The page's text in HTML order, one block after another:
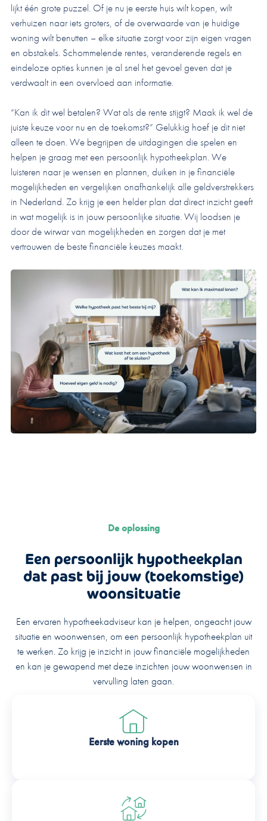
lijkt één grote puzzel. Of je nu je eerste huis wilt kopen, wilt
verhuizen naar iets groters, of de overwaarde van je huidige
woning wilt benutten – elke situatie zorgt voor zijn eigen vragen
en obstakels. Schommelende rentes, veranderende regels en
eindeloze opties kunnen je al snel het gevoel geven dat je
verdwaalt in een overvloed aan informatie.
“Kan ik dit wel betalen? Wat als de rente stijgt? Maak ik wel de
juiste keuze voor nu en de toekomst?” Gelukkig hoef je dit niet
alleen te doen. We begrijpen de uitdagingen die spelen en
helpen je graag met een persoonlijk hypotheekplan. We
luisteren naar je wensen en plannen, duiken in je financiële
mogelijkheden en vergelijken onafhankelijk alle geldverstrekkers
in Nederland. Zo krijg je een helder plan dat direct inzicht geeft
in wat mogelijk is in jouw persoonlijke situatie. Wij loodsen je
door de wirwar van mogelijkheden en zorgen dat je met
vertrouwen de beste financiële keuzes maakt.
De oplossing
Een persoonlijk hypotheekplan
dat past bij jouw (toekomstige)
woonsituatie
Een ervaren hypotheekadviseur kan je helpen, ongeacht jouw
situatie en woonwensen, om een persoonlijk hypotheekplan uit
te werken. Zo krijg je inzicht in jouw financiële mogelijkheden
en kan je gewapend met deze inzichten jouw woonwensen in
vervulling laten gaan.
Eerste woning kopen